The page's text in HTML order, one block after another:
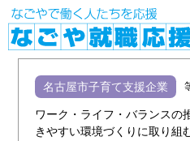
名古屋市子育て支援企業
ワーク・ライフ・バランスの
きやすい環境づくりに取り組